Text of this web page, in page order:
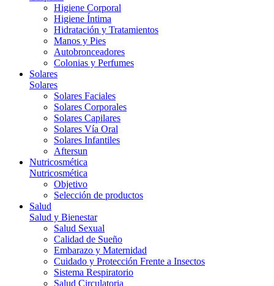
Higiene Corporal
Higiene Íntima
Hidratación y Tratamientos
Manos y Pies
Autobronceadores
Colonias y Perfumes
Solares
Solares
Solares Faciales
Solares Corporales
Solares Capilares
Solares Vía Oral
Solares Infantiles
Aftersun
Nutricosmética
Nutricosmética
Objetivo
Selección de productos
Salud
Salud y Bienestar
Salud Sexual
Calidad de Sueño
Embarazo y Maternidad
Cuidado y Protección Frente a Insectos
Sistema Respiratorio
Salud Circulatoria